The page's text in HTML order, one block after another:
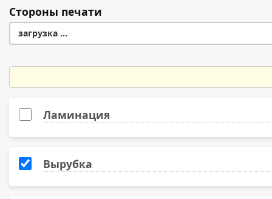
300
Стороны печати
загрузка ...
Ламинация
Вырубка